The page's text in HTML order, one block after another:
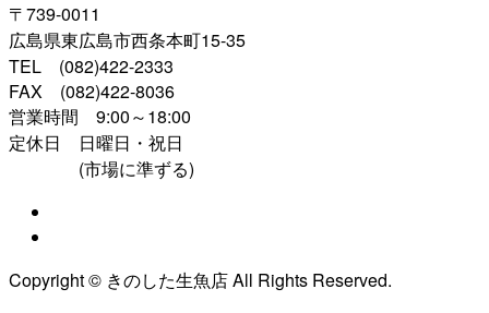
〒739-0011
広島県東広島市西条本町15-35
TEL (082)422-2333
FAX (082)422-8036
営業時間 9:00～18:00
定休日 日曜日・祝日
(市場に準ずる)
Copyright © きのした生魚店 All Rights Reserved.